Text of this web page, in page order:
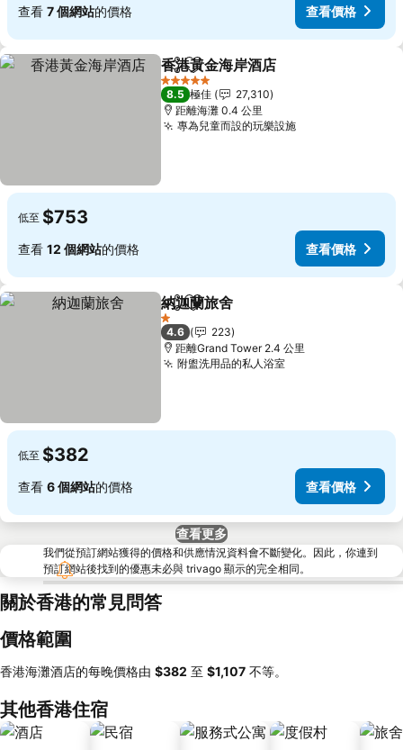
查看 7 個網站的價格 查看價格
分享 放到收藏夾
香港黃金海岸酒店
5 星級
8.5 極佳
27,310
距離海灘 0.4 公里
專為兒童而設的玩樂設施
低至 $753
查看 12 個網站的價格 查看價格
分享 放到收藏夾
納迦蘭旅舍
1 星級
4.6
223
距離Grand Tower 2.4 公里
附盥洗用品的私人浴室
低至 $382
查看 6 個網站的價格 查看價格
查看更多
我們從預訂網站獲得的價格和供應情況資料會不斷變化。因此，你連到
預訂網站後找到的優惠未必與 trivago 顯示的完全相同。
關於香港的常見問答
價格範圍
香港海灘酒店的每晚價格由 ‎$382 至 ‎$1,107 不等。
其他香港住宿